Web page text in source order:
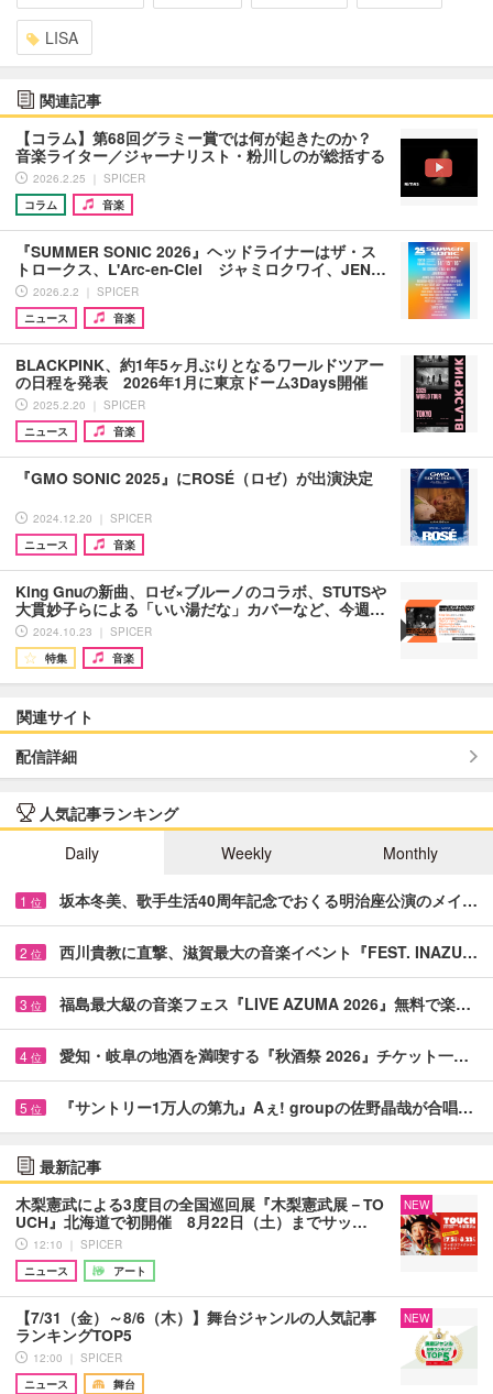
LISA
関連記事
【コラム】第68回グラミー賞では何が起きたのか？
音楽ライター／ジャーナリスト・粉川しのが総括する
2026.2.25 ｜ SPICER
コラム
音楽
『SUMMER SONIC 2026』ヘッドライナーはザ・ス
トロークス、L'Arc-en-Ciel ジャミロクワイ、JEN…
2026.2.2 ｜ SPICER
ニュース
音楽
BLACKPINK、約1年5ヶ月ぶりとなるワールドツアー
の日程を発表 2026年1月に東京ドーム3Days開催
2025.2.20 ｜ SPICER
ニュース
音楽
『GMO SONIC 2025』にROSÉ（ロゼ）が出演決定
2024.12.20 ｜ SPICER
ニュース
音楽
King Gnuの新曲、ロゼ×ブルーノのコラボ、STUTSや
大貫妙子らによる「いい湯だな」カバーなど、今週…
2024.10.23 ｜ SPICER
特集
音楽
関連サイト
配信詳細
人気記事ランキング
Daily
Weekly Monthly
1 位 坂本冬美、歌手生活40周年記念でおくる明治座公演のメイ…
2 位 西川貴教に直撃、滋賀最大の音楽イベント『FEST. INAZU…
3 位 福島最大級の音楽フェス『LIVE AZUMA 2026』無料で楽…
4 位 愛知・岐阜の地酒を満喫する『秋酒祭 2026』チケット一…
5 位 『サントリー1万人の第九』Aぇ! groupの佐野晶哉が合唱…
最新記事
木梨憲武による3度目の全国巡回展『木梨憲武展－TO
UCH』北海道で初開催 8月22日（土）までサッ…
12:10 ｜ SPICER
ニュース
アート
NEW
【7/31（金）～8/6（木）】舞台ジャンルの人気記事
ランキングTOP5
12:00 ｜ SPICER
ニュース
舞台
NEW